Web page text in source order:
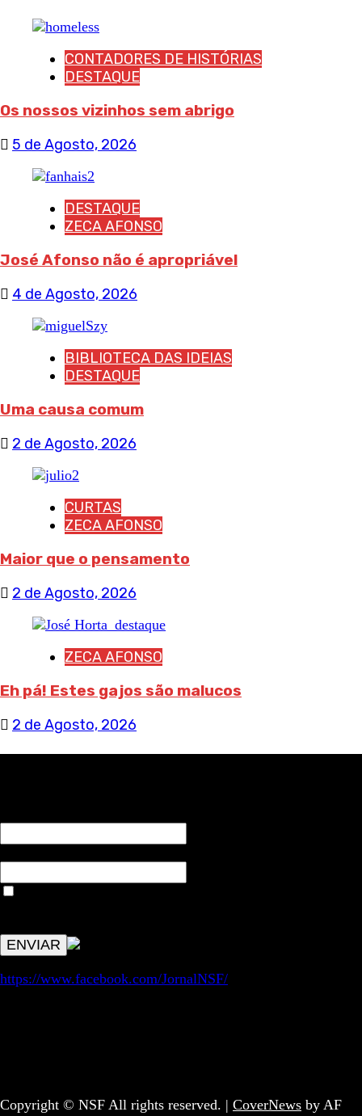
CONTADORES DE HISTÓRIAS
DESTAQUE
Os nossos vizinhos sem abrigo
5 de Agosto, 2026
DESTAQUE
ZECA AFONSO
José Afonso não é apropriável
4 de Agosto, 2026
BIBLIOTECA DAS IDEIAS
DESTAQUE
Uma causa comum
2 de Agosto, 2026
CURTAS
ZECA AFONSO
Maior que o pensamento
2 de Agosto, 2026
ZECA AFONSO
Eh pá! Estes gajos são malucos
2 de Agosto, 2026
https://www.facebook.com/JornalNSF/
Copyright © NSF All rights reserved. | CoverNews by AF